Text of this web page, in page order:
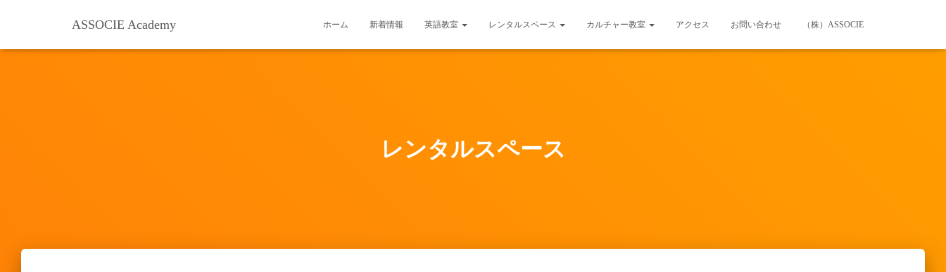
ASSOCIE Academy ホーム 新着情報 英語教室 レンタルスペース カルチャー教室 アクセス お問い合わせ （株）ASSOCIE
レンタルスペース